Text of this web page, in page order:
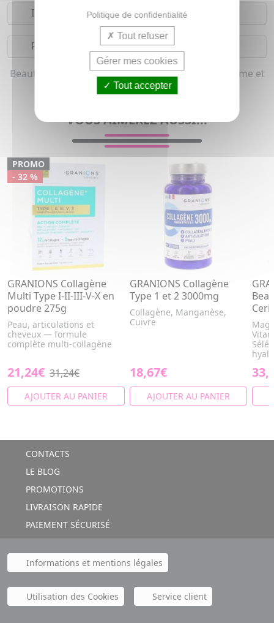
Indications
Précautions
Beauté de la peau et Phytothérapie bio pour homme et
femme (Peau grasse, Acné, Imperfections)
VOUS AIMEREZ AUSSI...
PROMO
- 32 %
GRANIONS Collagène
Multi Type I-II-III-V-X en
poudre 275g
Peau, articulations et
cheveux — formule
complète multi-collagène
21,24€ 31,24€
AJOUTER AU PANIER
GRANIONS Collagène
Type 1 et 2 3000mg
Collagène, Manganèse,
Cuivre
18,67€
AJOUTER AU PANIER
CONTACTS
LE BLOG
PROMOTIONS
LIVRAISON RAPIDE
PAIEMENT SÉCURISÉ
Informations et mentions légales
Utilisation des Cookies Service client
Politique de confidentialité
Tout refuser
Gérer mes cookies
Tout accepter